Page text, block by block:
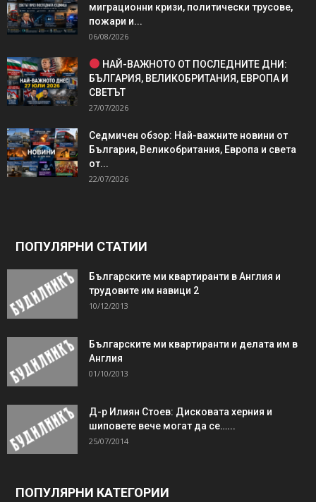
миграционни кризи, политически трусове,
пожари и...
06/08/2026
НАЙ-ВАЖНОТО ОТ ПОСЛЕДНИТЕ ДНИ:
БЪЛГАРИЯ, ВЕЛИКОБРИТАНИЯ, ЕВРОПА И
СВЕТЪТ
27/07/2026
Седмичен обзор: Най-важните новини от
България, Великобритания, Европа и света
от...
22/07/2026
ПОПУЛЯРНИ СТАТИИ
Българските ми квартиранти в Англия и
трудовите им навици 2
10/12/2013
Българските ми квартиранти и делата им в
Англия
01/10/2013
Д-р Илиян Стоев: Дисковата херния и
шиповете вече могат да се…...
25/07/2014
ПОПУЛЯРНИ КАТЕГОРИИ